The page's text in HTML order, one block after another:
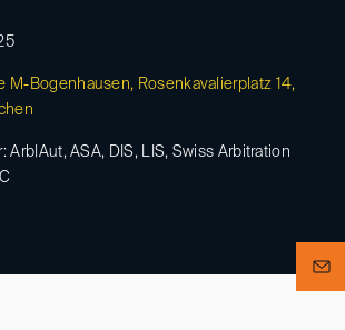
M-Bogenhausen, Rosenkavalierplatz 14,
Arb|Aut, ASA, DIS, LIS, Swiss Arbitration